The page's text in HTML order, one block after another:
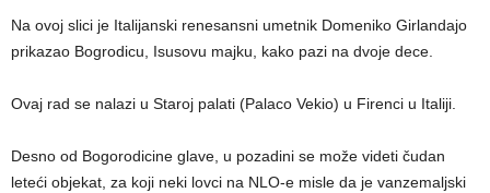
Na ovoj slici je Italijanski renesansni umetnik Domeniko Girlandajo
prikazao Bogrodicu, Isusovu majku, kako pazi na dvoje dece.
Ovaj rad se nalazi u Staroj palati (Palaco Vekio) u Firenci u Italiji.
Desno od Bogorodicine glave, u pozadini se može videti čudan
leteći objekat, za koji neki lovci na NLO-e misle da je vanzemaljski